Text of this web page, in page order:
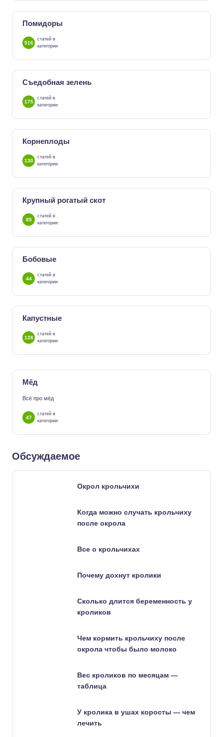
Помидоры
516
статей в
категории
Съедобная зелень
175
статей в
категории
Корнеплоды
130
статей в
категории
Крупный рогатый скот
85
статей в
категории
Бобовые
44
статей в
категории
Капустные
128
статей в
категории
Мёд
Всё про мёд
47
статей в
категории
Обсуждаемое
Окрол крольчихи
Когда можно случать крольчиху
после окрола
Все о крольчихах
Почему дохнут кролики
Сколько длится беременность у
кроликов
Чем кормить крольчиху после
окрола чтобы было молоко
Вес кроликов по месяцам —
таблица
У кролика в ушах коросты — чем
лечить